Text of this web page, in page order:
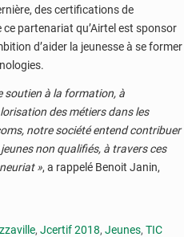
des certifications de
partenariat qu’Airtel est sponsor
d’aider la jeunesse à se former
soutien à la formation, à
des métiers dans les
notre société entend contribuer
non qualifiés, à travers ces
», a rappelé Benoit Janin,
, Jcertif 2018, Jeunes, TIC